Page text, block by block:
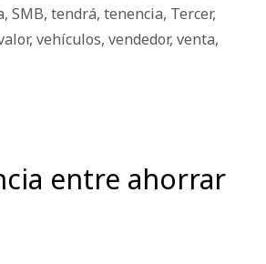
, SMB, tendrá, tenencia, Tercer,
, vehículos, vendedor, venta,
entre ahorrar